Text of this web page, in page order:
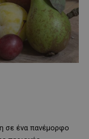
σε ένα πανέμορφο